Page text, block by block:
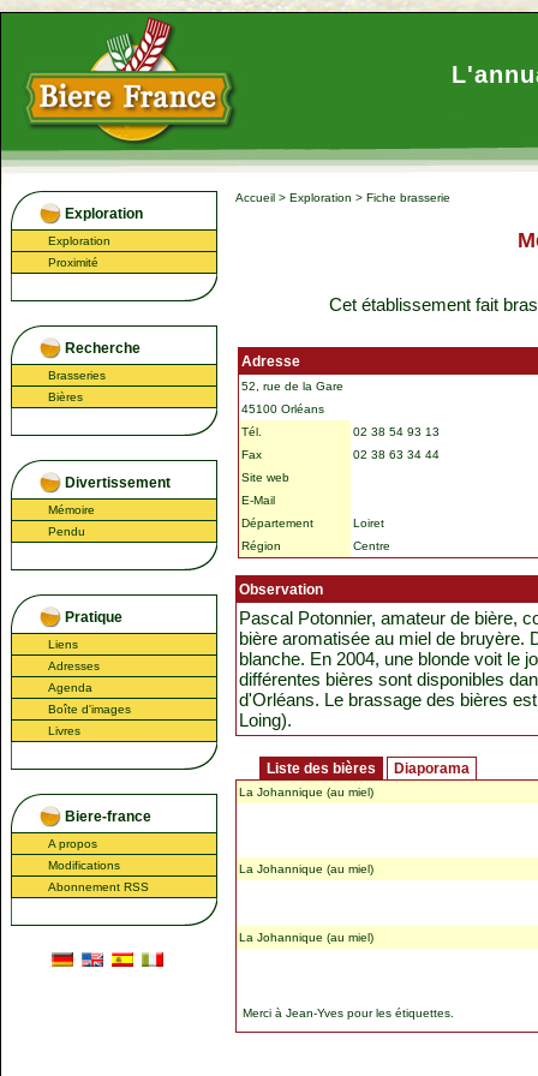
Exploration
Exploration
Proximité
Recherche
Brasseries
Bières
Divertissement
Mémoire
Pendu
Pratique
Liens
Adresses
Agenda
Boîte d'images
Livres
Biere-france
A propos
Modifications
Abonnement RSS
Accueil > Exploration > Fiche brasserie
Cet établissement fait
Adresse
52, rue de la Gare
45100 Orléans
Tél.
02 38 54 93 13
Fax
02 38 63 34 44
Site web
E-Mail
Département
Loiret
Région
Centre
Observation
Pascal Potonnier, amateur de bière,
bière aromatisée au miel de bruyère.
blanche. En 2004, une blonde voit le
différentes bières sont disponibles
d'Orléans. Le brassage des bières
Loing).
Liste des bières Diaporama
La Johannique (au miel)
La Johannique (au miel)
La Johannique (au miel)
Merci à Jean-Yves pour les étiquettes.